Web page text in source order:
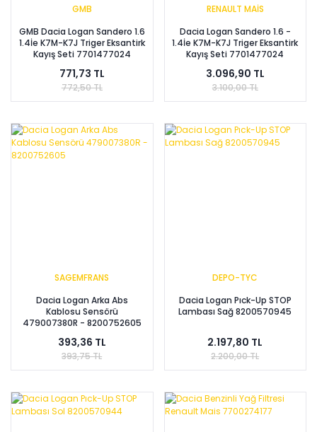
GMB
GMB Dacia Logan Sandero 1.6
1.4İe K7M-K7J Triger Eksantirk
Kayış Seti 7701477024
771,73 TL
772,50 TL
RENAULT MAİS
Dacia Logan Sandero 1.6 -
1.4İe K7M-K7J Triger Eksantirk
Kayış Seti 7701477024
3.096,90 TL
3.100,00 TL
SAGEMFRANS
Dacia Logan Arka Abs
Kablosu Sensörü
479007380R - 8200752605
393,36 TL
393,75 TL
DEPO-TYC
Dacia Logan Pıck-Up STOP
Lambası Sağ 8200570945
2.197,80 TL
2.200,00 TL